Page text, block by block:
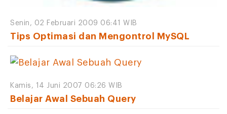
Senin, 02 Februari 2009 06:41 WIB
Tips Optimasi dan Mengontrol MySQL
Kamis, 14 Juni 2007 06:26 WIB
Belajar Awal Sebuah Query